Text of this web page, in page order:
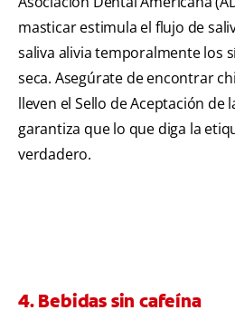
masticar estimula el flujo de
saliva alivia temporalmente los
seca. Asegúrate de encontrar
lleven el Sello de Aceptación de
garantiza que lo que diga la
verdadero.
4. Bebidas sin cafeína